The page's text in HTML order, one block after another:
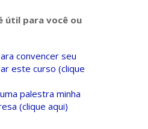
útil para você ou
convencer seu
este curso (clique
palestra minha
(clique aqui)